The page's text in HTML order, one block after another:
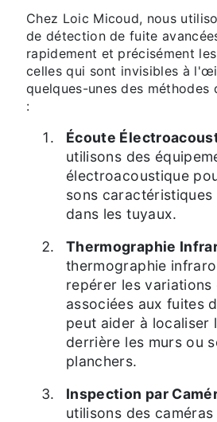
Chez Loic Micoud, nous
de détection de fuite
rapidement et précisément
celles qui sont invisibles à
quelques-unes des méthodes
:
Écoute
utilisons des
électroacoustique
sons caractéristiques
dans les tuyaux.
Thermographie
thermographie
repérer les
associées aux fuites
peut aider à localiser
derrière les murs ou
planchers.
Inspection par
utilisons des